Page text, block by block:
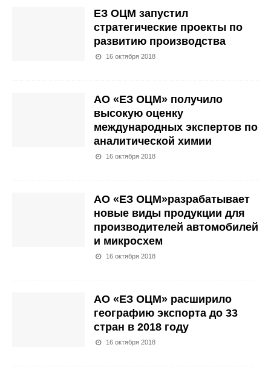
ЕЗ ОЦМ запустил
стратегические проекты по
развитию производства
16 октября 2018
АО «ЕЗ ОЦМ» получило
высокую оценку
международных экспертов по
аналитической химии
16 октября 2018
АО «ЕЗ ОЦМ»разрабатывает
новые виды продукции для
производителей автомобилей
и микросхем
16 октября 2018
АО «ЕЗ ОЦМ» расширило
географию экспорта до 33
стран в 2018 году
16 октября 2018